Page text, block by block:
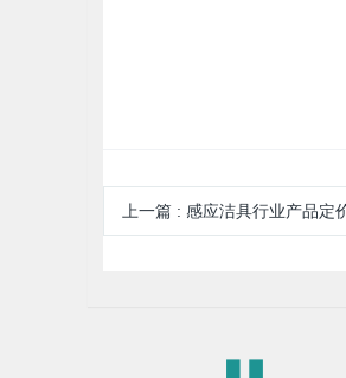
上一篇 : 感应洁具行业产品定